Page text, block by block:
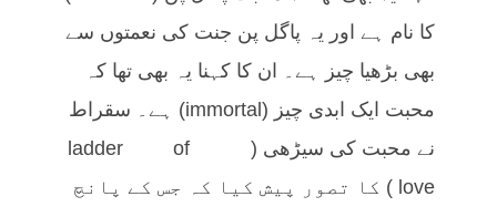
کا نام ہے اور یہ پاگل پن جنت کی نعمتوں سے
بھی بڑھیا چیز ہے۔ ان کا کہنا یہ بھی تھا کہ
محبت ایک ابدی چیز (immortal) ہے۔ سقراط
نے محبت کی سیڑھی (ladder of
love) کا تصور پیش کیا کہ جس کے پانچ